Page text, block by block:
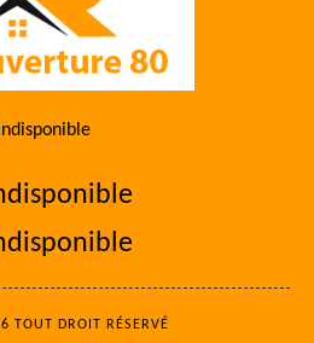
TOUT DROIT RÉSERVÉ